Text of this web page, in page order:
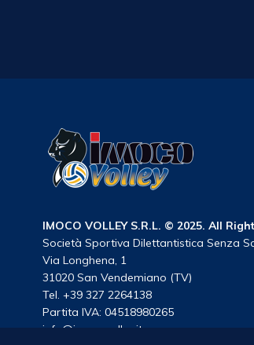
IMOCO VOLLEY S.R.L. © 2025. All
Società Sportiva Dilettantistica Senza
Via Longhena, 1
31020 San Vendemiano (TV)
Tel. +39 327 2264138
Partita IVA: 04518980265
info@imocovolley.it